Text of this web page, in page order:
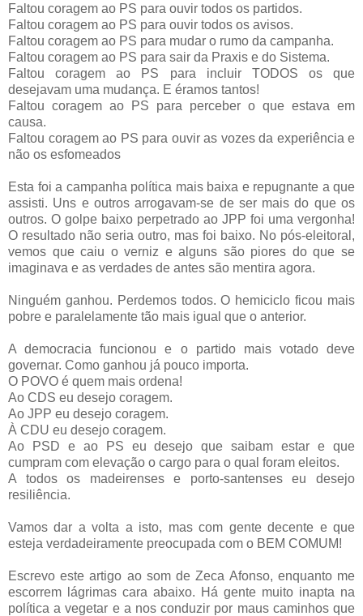
Faltou coragem ao PS para ouvir todos os partidos.
Faltou coragem ao PS para ouvir todos os avisos.
Faltou coragem ao PS para mudar o rumo da campanha.
Faltou coragem ao PS para sair da Praxis e do Sistema.
Faltou coragem ao PS para incluir TODOS os que
desejavam uma mudança. E éramos tantos!
Faltou coragem ao PS para perceber o que estava em
causa.
Faltou coragem ao PS para ouvir as vozes da experiência e
não os esfomeados
Esta foi a campanha política mais baixa e repugnante a que
assisti. Uns e outros arrogavam-se de ser mais do que os
outros. O golpe baixo perpetrado ao JPP foi uma vergonha!
O resultado não seria outro, mas foi baixo. No pós-eleitoral,
vemos que caiu o verniz e alguns são piores do que se
imaginava e as verdades de antes são mentira agora.
Ninguém ganhou. Perdemos todos. O hemiciclo ficou mais
pobre e paralelamente tão mais igual que o anterior.
A democracia funcionou e o partido mais votado deve
governar. Como ganhou já pouco importa.
O POVO é quem mais ordena!
Ao CDS eu desejo coragem.
Ao JPP eu desejo coragem.
À CDU eu desejo coragem.
Ao PSD e ao PS eu desejo que saibam estar e que
cumpram com elevação o cargo para o qual foram eleitos.
A todos os madeirenses e porto-santenses eu desejo
resiliência.
Vamos dar a volta a isto, mas com gente decente e que
esteja verdadeiramente preocupada com o BEM COMUM!
Escrevo este artigo ao som de Zeca Afonso, enquanto me
escorrem lágrimas cara abaixo. Há gente muito inapta na
política a vegetar e a nos conduzir por maus caminhos que